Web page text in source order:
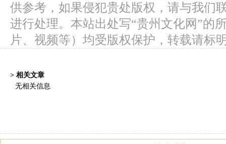
供参考，如果侵犯贵处版权，请与我们
进行处理。本站出处写“贵州文化网”的
片、视频等）均受版权保护，转载请标
> 相关文章
无相关信息